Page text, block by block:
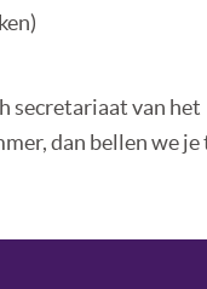
secretariaat van het
dan bellen we je